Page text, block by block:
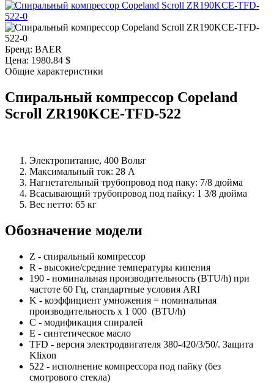
Бренд: BAER
Цена: 1980.84 $
Общие характеристики
Спиральный компрессор Copeland
Scroll ZR190KCE-TFD-522
Электропитание, 400 Вольт
Максимальный ток: 28 А
Нагнетательный трубопровод под паку: 7/8 дюйма
Всасывающий трубопровод под пайку: 1 3/8 дюйма
Вес нетто: 65 кг
Обозначение модели
Z - спиральный компрессор
R - высокие/средние температуры кипения
190 - номинальная производительность (BTU/h) при
частоте 60 Гц, стандартные условия ARI
K - коэффициент умножения = номинальная
производительность х 1 000 (BTU/h)
C - модификация спиралей
E - синтетическое масло
TFD - версия электродвигателя 380-420/3/50/. Защита
Klixon
522 - исполнение компрессора под пайку (без
смотрового стекла)